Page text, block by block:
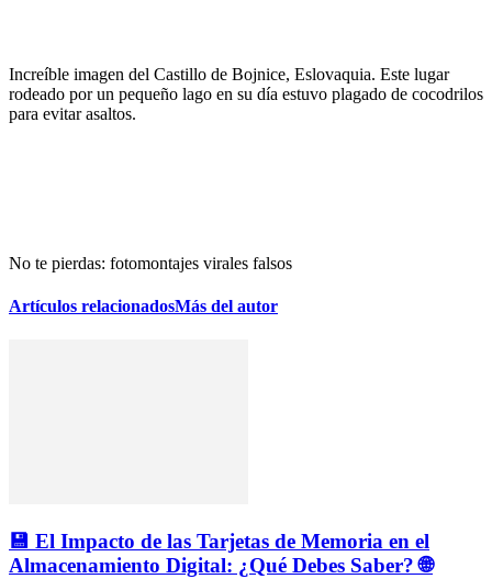
Increíble imagen del Castillo de Bojnice, Eslovaquia. Este lugar
rodeado por un pequeño lago en su día estuvo plagado de cocodrilos
para evitar asaltos.
No te pierdas: fotomontajes virales falsos
Artículos relacionadosMás del autor
💾 El Impacto de las Tarjetas de Memoria en el
Almacenamiento Digital: ¿Qué Debes Saber? 🌐